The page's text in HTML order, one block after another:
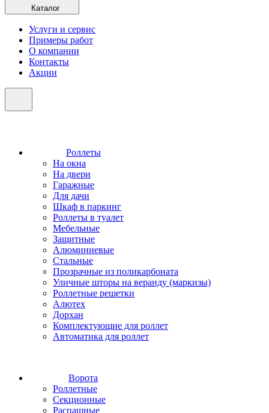
Каталог
Услуги и сервис
Примеры работ
О компании
Контакты
Акции
Роллеты
На окна
На двери
Гаражные
Для дачи
Шкаф в паркинг
Роллеты в туалет
Мебельные
Защитные
Алюминиевые
Стальные
Прозрачные из поликарбоната
Уличные шторы на веранду (маркизы)
Роллетные решетки
Алютех
Дорхан
Комплектующие для роллет
Автоматика для роллет
Ворота
Роллетные
Секционные
Распашные